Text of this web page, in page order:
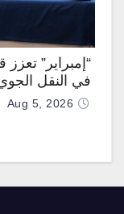
“إمبراير” تعزز
في النقل
تزويدها بطائرتي “كيه
Aug 5, 2026